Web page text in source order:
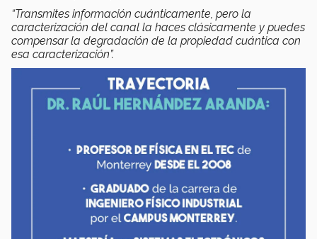
“Transmites información cuánticamente, pero la
caracterización del canal la haces clásicamente y puedes
compensar la degradación de la propiedad cuántica con
esa caracterización”.